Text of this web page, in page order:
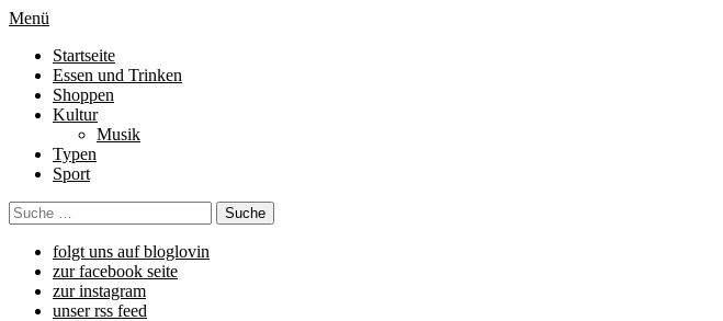
Menü
Startseite
Essen und Trinken
Shoppen
Kultur
Musik
Typen
Sport
folgt uns auf bloglovin
zur facebook seite
zur instagram
unser rss feed